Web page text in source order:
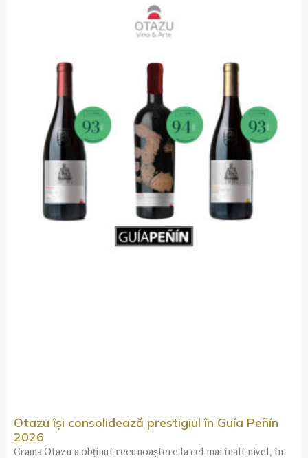
Otazu își consolidează prestigiul în Guía Peñín
2026
Crama Otazu a obținut recunoaștere la cel mai înalt nivel, în